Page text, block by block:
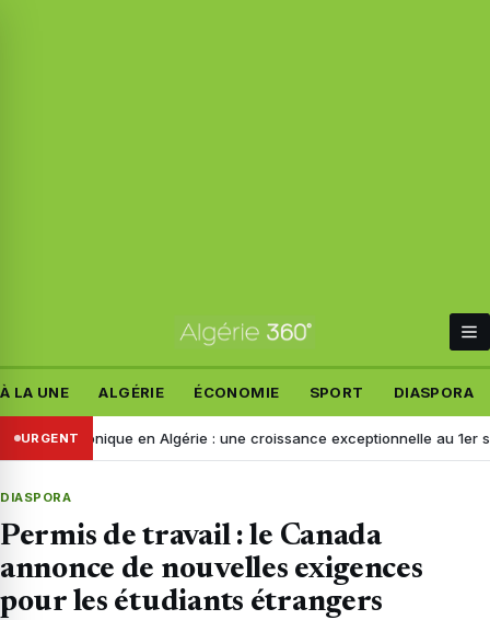
À LA UNE ALGÉRIE ÉCONOMIE SPORT DIASPORA
URGENT en Algérie : une croissance exceptionnelle au 1er
DIASPORA
Permis de travail : le Canada
annonce de nouvelles exigences
pour les étudiants étrangers